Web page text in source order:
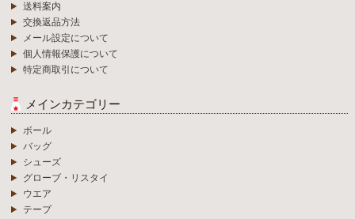
送料案内
交換返品方法
メール設定について
個人情報保護について
特定商取引について
メインカテゴリー
ボール
バッグ
シューズ
グローブ・リスタイ
ウエア
テープ